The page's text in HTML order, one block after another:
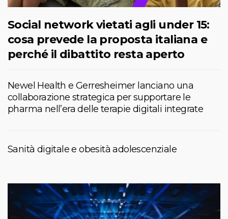
Social network vietati agli under 15:
cosa prevede la proposta italiana e
perché il dibattito resta aperto
Newel Health e Gerresheimer lanciano una
collaborazione strategica per supportare le
pharma nell’era delle terapie digitali integrate
Sanità digitale e obesità adolescenziale